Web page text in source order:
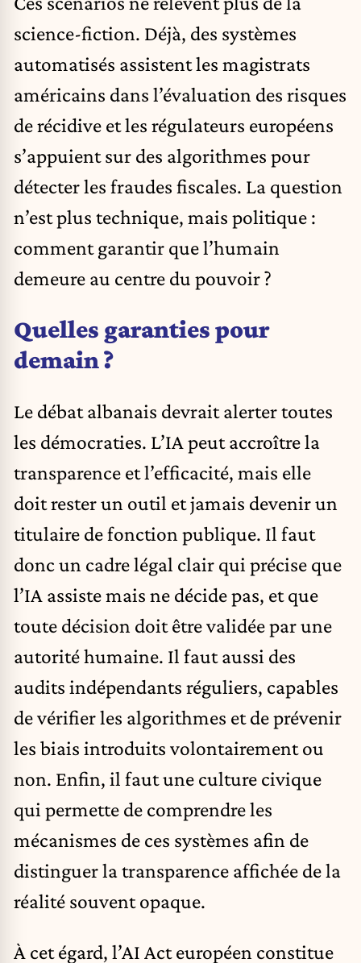
science-fiction. Déjà, des systèmes
automatisés assistent les magistrats
américains dans l’évaluation des risques
de récidive et les régulateurs européens
s’appuient sur des algorithmes pour
détecter les fraudes fiscales. La question
n’est plus technique, mais politique :
comment garantir que l’humain
demeure au centre du pouvoir ?
Quelles garanties pour
demain ?
Le débat albanais devrait alerter toutes
les démocraties. L’IA peut accroître la
transparence et l’efficacité, mais elle
doit rester un outil et jamais devenir un
titulaire de fonction publique. Il faut
donc un cadre légal clair qui précise que
l’IA assiste mais ne décide pas, et que
toute décision doit être validée par une
autorité humaine. Il faut aussi des
audits indépendants réguliers, capables
de vérifier les algorithmes et de prévenir
les biais introduits volontairement ou
non. Enfin, il faut une culture civique
qui permette de comprendre les
mécanismes de ces systèmes afin de
distinguer la transparence affichée de la
réalité souvent opaque.
À cet égard, l’AI Act européen constitue